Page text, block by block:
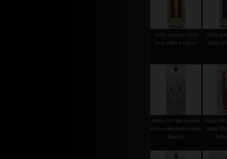
stola aurora misto
lana colore rosso
stola
lana
stola con tau e olivo
in in poliestere colore
bianco
stola
lana